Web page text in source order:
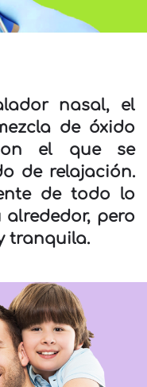
nasal, el
de óxido
el que se
de relajación.
de todo lo
pero
tranquila.